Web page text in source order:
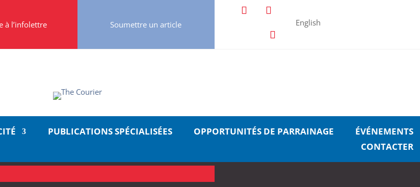
à l’infolettre Soumettre un article English
PUBLICATIONS SPÉCIALISÉES OPPORTUNITÉS DE PARRAINAGE
ÉVÉNEMENTS
CONTACTER